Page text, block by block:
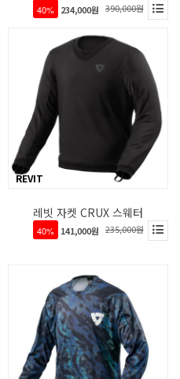
40% 234,000원 390,000원
REVIT
레빗 자켓 CRUX 스웨터
40% 141,000원 235,000원